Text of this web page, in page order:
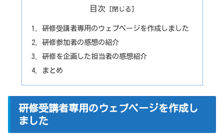
目次
研修受講者専用のウェブページを作成しました
研修参加者の感想の紹介
研修を企画した担当者の感想紹介
まとめ
研修受講者専用のウェブページを作成し
ました